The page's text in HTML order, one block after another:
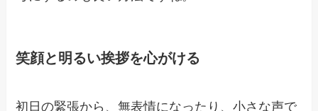
笑顔と明るい挨拶を心がける
初日の緊張から、無表情になったり、小さな声で